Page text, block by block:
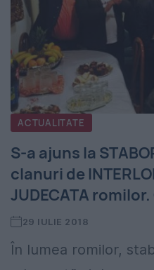
ACTUALITATE
S-a ajuns la
clanuri de
JUDECATA
29 IULIE 2018
În lumea romilor,